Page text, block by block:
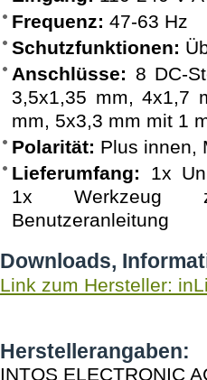
Frequenz: 47-63 Hz
Schutzfunktionen:
Anschlüsse: 8 DC-
3,5x1,35 mm, 4x1,7
mm, 5x3,3 mm mit 1
Polarität: Plus innen,
Lieferumfang: 1x
1x Werkzeug
Benutzeranleitung
Downloads,
Link zum Hersteller:
Herstellerangaben:
INTOS ELECTRONIC